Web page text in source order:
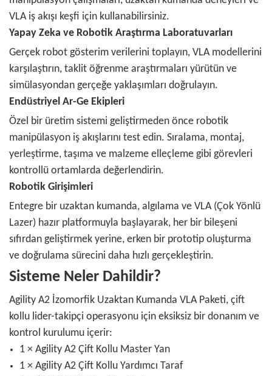
VLA iş akışı keşfi için kullanabilirsiniz.
Yapay Zeka ve Robotik Araştırma Laboratuvarları
Gerçek robot gösterim verilerini toplayın, VLA modellerini
karşılaştırın, taklit öğrenme araştırmaları yürütün ve
simülasyondan gerçeğe yaklaşımları doğrulayın.
Endüstriyel Ar-Ge Ekipleri
Özel bir üretim sistemi geliştirmeden önce robotik
manipülasyon iş akışlarını test edin. Sıralama, montaj,
yerleştirme, taşıma ve malzeme elleçleme gibi görevleri
kontrollü ortamlarda değerlendirin.
Robotik Girişimleri
Entegre bir uzaktan kumanda, algılama ve VLA (Çok Yönlü
Lazer) hazır platformuyla başlayarak, her bir bileşeni
sıfırdan geliştirmek yerine, erken bir prototip oluşturma
ve doğrulama sürecini daha hızlı gerçekleştirin.
Sisteme Neler Dahildir?
Agility A2 İzomorfik Uzaktan Kumanda VLA Paketi, çift
kollu lider-takipçi operasyonu için eksiksiz bir donanım ve
kontrol kurulumu içerir:
1 × Agility A2 Çift Kollu Master Yan
1 × Agility A2 Çift Kollu Yardımcı Taraf